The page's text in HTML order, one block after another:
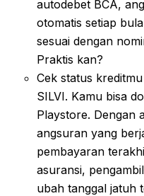
autodebet BCA,
otomatis setiap
sesuai dengan
Praktis kan?
Cek status
SILVI. Kamu bisa
Playstore. Dengan
angsuran yang
pembayaran
asuransi,
ubah tanggal jatuh